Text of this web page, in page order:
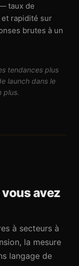
taux de
rapidité sur
brutes à un
tendances plus
launch dans le
plus.
avez
à secteurs à
la mesure
langage de